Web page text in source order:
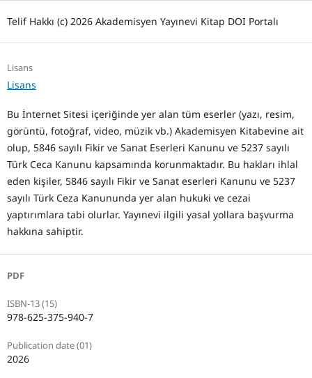
Telif Hakkı (c) 2026 Akademisyen Yayınevi Kitap DOI Portalı
Lisans
Lisans
Bu İnternet Sitesi içeriğinde yer alan tüm eserler (yazı, resim,
görüntü, fotoğraf, video, müzik vb.) Akademisyen Kitabevine ait
olup, 5846 sayılı Fikir ve Sanat Eserleri Kanunu ve 5237 sayılı
Türk Ceca Kanunu kapsamında korunmaktadır. Bu hakları ihlal
eden kişiler, 5846 sayılı Fikir ve Sanat eserleri Kanunu ve 5237
sayılı Türk Ceza Kanununda yer alan hukuki ve cezai
yaptırımlara tabi olurlar. Yayınevi ilgili yasal yollara başvurma
hakkına sahiptir.
PDF
ISBN-13 (15)
978-625-375-940-7
Publication date (01)
2026